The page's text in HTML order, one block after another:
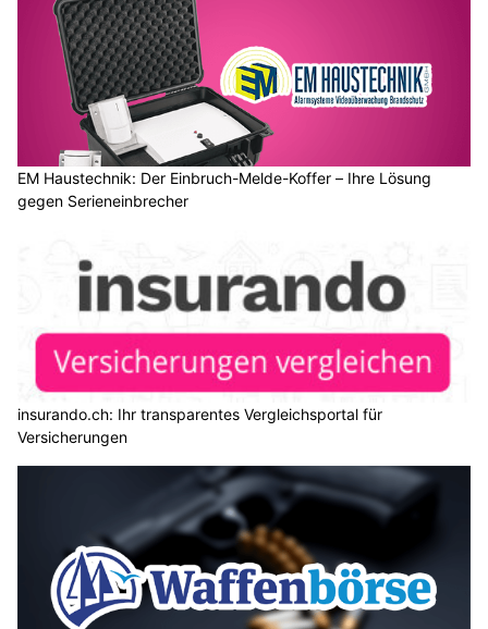
EM Haustechnik: Der Einbruch-Melde-Koffer – Ihre Lösung
gegen Serieneinbrecher
insurando.ch: Ihr transparentes Vergleichsportal für
Versicherungen